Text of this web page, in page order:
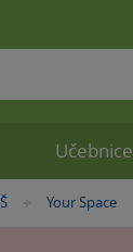
»
Your Space
Učebnice